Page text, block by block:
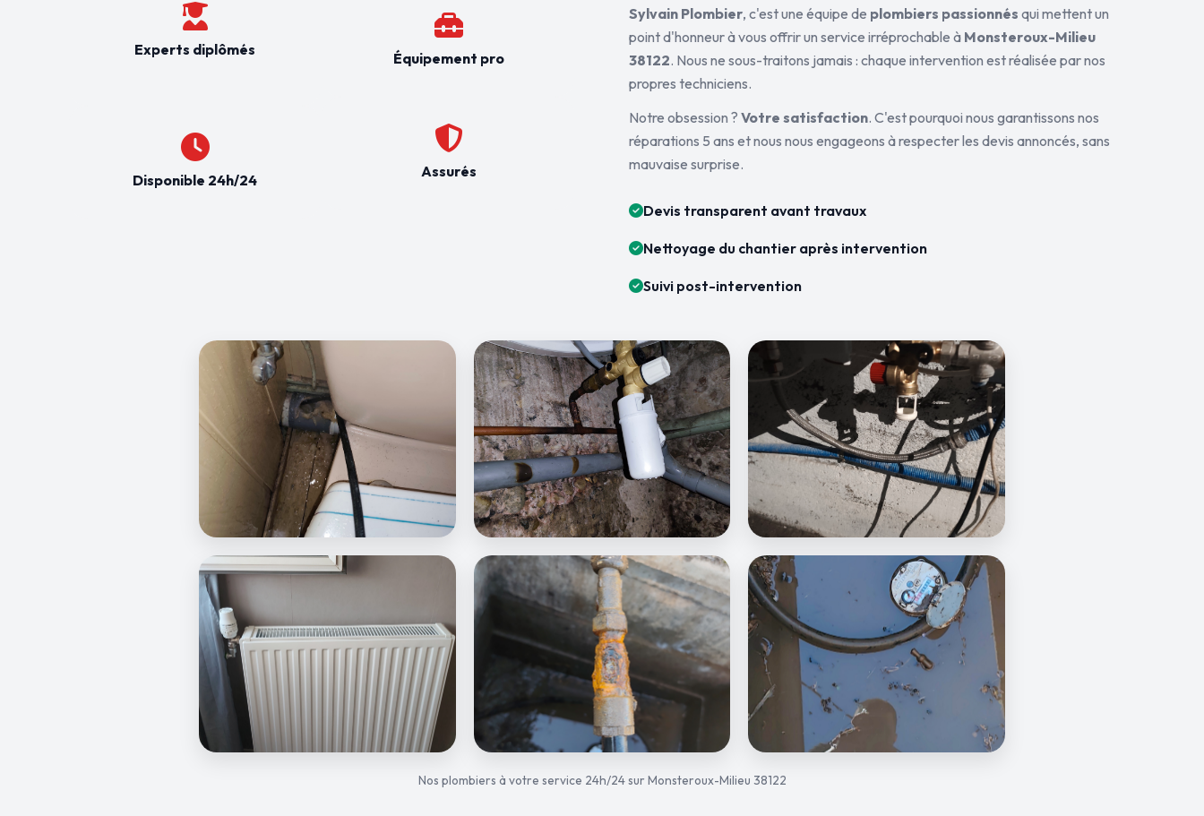
Experts diplômés
Disponible 24h/24
Équipement pro
Assurés
Sylvain Plombier, c'est une équipe de plombiers passionnés qui mettent un
point d'honneur à vous offrir un service irréprochable à Monsteroux-Milieu
38122. Nous ne sous-traitons jamais : chaque intervention est réalisée par nos
propres techniciens.
Notre obsession ? Votre satisfaction. C'est pourquoi nous garantissons nos
réparations 5 ans et nous nous engageons à respecter les devis annoncés, sans
mauvaise surprise.
Devis transparent avant travaux
Nettoyage du chantier après intervention
Suivi post-intervention
Nos plombiers à votre service 24h/24 sur Monsteroux-Milieu 38122